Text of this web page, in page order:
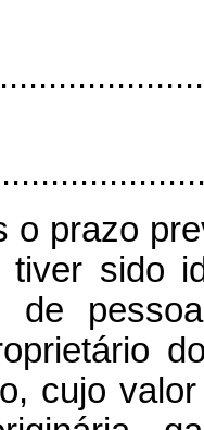
o prazo
tiver sido
de
cujo